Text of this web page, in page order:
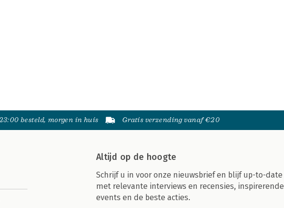
besteld, morgen in huis Gratis verzending vanaf €20
Altijd op de hoogte
Schrijf u in voor onze nieuwsbrief en blijf up-to-date
met relevante interviews en recensies, inspirerende
events en de beste acties.